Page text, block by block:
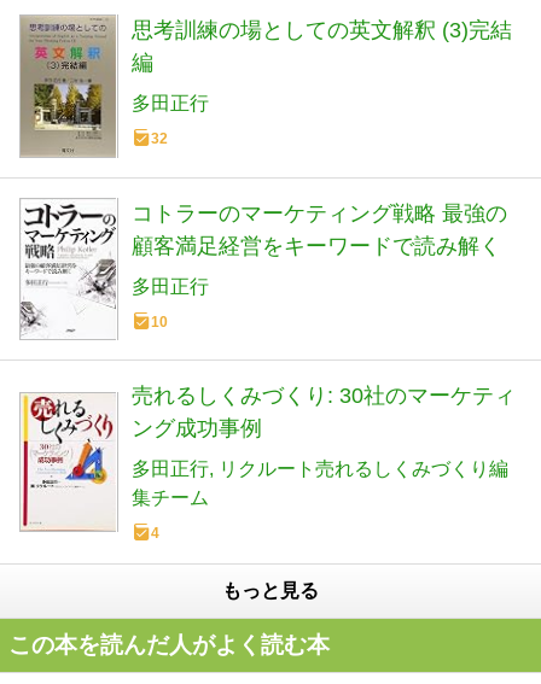
思考訓練の場としての英文解釈 (3)完結
編
多田正行
32
コトラーのマーケティング戦略 最強の
顧客満足経営をキーワードで読み解く
多田正行
10
売れるしくみづくり: 30社のマーケティ
ング成功事例
多田正行
リクルート売れるしくみづくり編
集チーム
4
もっと見る
この本を読んだ人がよく読む本